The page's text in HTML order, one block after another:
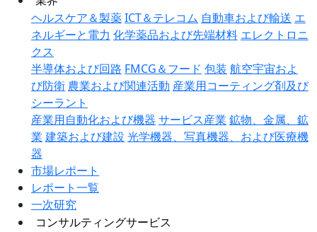
ヘルスケア＆製薬ICT＆テレコム 自動車および輸送 エ
ネルギーと電力 化学薬品および先端材料 エレクトロニ
クス
半導体および回路 FMCG＆フード 包装 航空宇宙およ
び防衛 農業および関連活動 産業用コーティング剤及び
シーラント
産業用自動化および機器 サービス産業 鉱物、金属、鉱
業 建築および建設 光学機器、写真機器、および医療機
器
市場レポート
レポート一覧
一次研究
コンサルティングサービス